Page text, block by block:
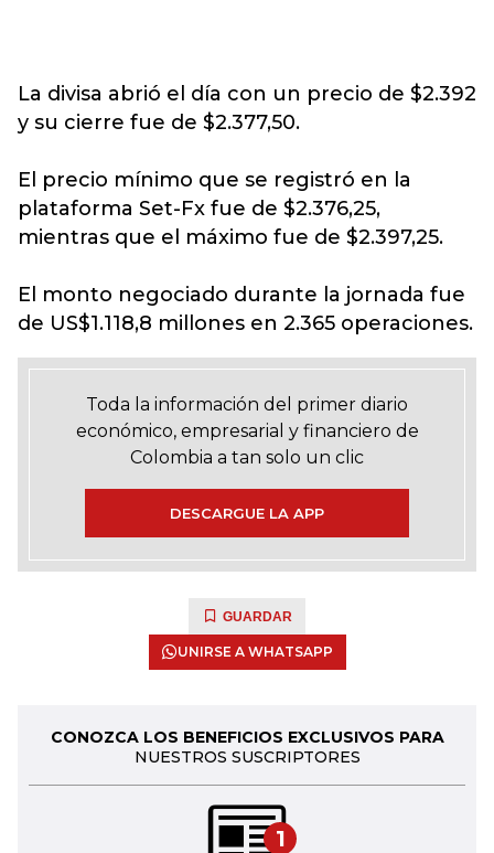
La divisa abrió el día con un precio de $2.392
y su cierre fue de $2.377,50.
El precio mínimo que se registró en la
plataforma Set-Fx fue de $2.376,25,
mientras que el máximo fue de $2.397,25.
El monto negociado durante la jornada fue
de US$1.118,8 millones en 2.365 operaciones.
Toda la información del primer diario
económico, empresarial y financiero de
Colombia a tan solo un clic
DESCARGUE LA APP
GUARDAR
UNIRSE A WHATSAPP
CONOZCA LOS BENEFICIOS EXCLUSIVOS PARA
NUESTROS SUSCRIPTORES
1